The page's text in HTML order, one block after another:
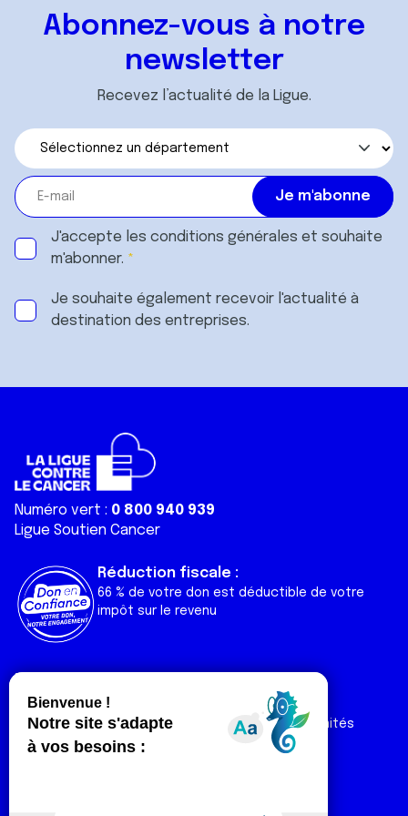
services.
Abonnez-vous à notre
newsletter
Recevez l’actualité de la Ligue.
J'accepte les conditions générales et souhaite
m'abonner.
Je souhaite également recevoir l'actualité à
destination des entreprises.
Numéro vert : 0 800 940 939
Ligue Soutien Cancer
Réduction fiscale :
66 % de votre don est déductible de votre
impôt sur le revenu
Liens utiles
Nos actualités
Nos publications
Contact
Espace Ligue & comités
Espace chercheur